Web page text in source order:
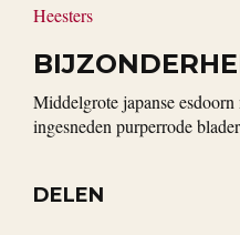
Heesters
Middelgrote japanse
ingesneden purperrode
DELEN